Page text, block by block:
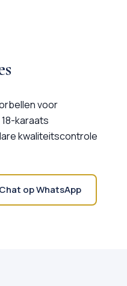
voor
karaats
kwaliteitscontrole
Chat op WhatsApp